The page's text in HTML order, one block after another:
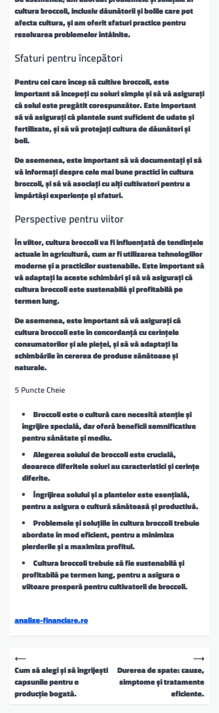
cultura broccoli, inclusiv dăunătorii și bolile care pot
afecta cultura, și am oferit sfaturi practice pentru
rezolvarea problemelor întâlnite.
Sfaturi pentru începători
Pentru cei care încep să cultive broccoli, este
important să începeți cu soiuri simple și să vă asigurați
că solul este pregătit corespunzător. Este important
să vă asigurați că plantele sunt suficient de udate și
fertilizate, și să vă protejați cultura de dăunători și
boli.
De asemenea, este important să vă documentați și să
vă informați despre cele mai bune practici în cultura
broccoli, și să vă asociați cu alți cultivatori pentru a
împărtăși experiențe și sfaturi.
Perspective pentru viitor
În viitor, cultura broccoli va fi influențată de tendințele
actuale în agricultură, cum ar fi utilizarea tehnologiilor
moderne și a practicilor sustenabile. Este important să
vă adaptați la aceste schimbări și să vă asigurați că
cultura broccoli este sustenabilă și profitabilă pe
termen lung.
De asemenea, este important să vă asigurați că
cultura broccoli este în concordanță cu cerințele
consumatorilor și ale pieței, și să vă adaptați la
schimbările în cererea de produse sănătoase și
naturale.
5 Puncte Cheie
Broccoli este o cultură care necesită atenție și
îngrijire specială, dar oferă beneficii semnificative
pentru sănătate și mediu.
Alegerea soiului de broccoli este crucială,
deoarece diferitele soiuri au caracteristici și cerințe
diferite.
Îngrijirea solului și a plantelor este esențială,
pentru a asigura o cultură sănătoasă și productivă.
Problemele și soluțiile în cultura broccoli trebuie
abordate în mod eficient, pentru a minimiza
pierderile și a maximiza profitul.
Cultura broccoli trebuie să fie sustenabilă și
profitabilă pe termen lung, pentru a asigura o
viitoare prosperă pentru cultivatorii de broccoli.
analize-financiare.ro
N⟵
Cum să alegi și să îngrijești
capsunile pentru o
producție bogată.
Durerea de spate: cauze,
simptome și tratamente
eficiente.
⟶